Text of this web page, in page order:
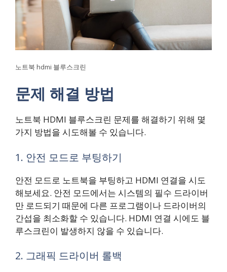
노트북 hdmi 블루스크린
문제 해결 방법
노트북 HDMI 블루스크린 문제를 해결하기 위해 몇
가지 방법을 시도해볼 수 있습니다.
1. 안전 모드로 부팅하기
안전 모드로 노트북을 부팅하고 HDMI 연결을 시도
해보세요. 안전 모드에서는 시스템의 필수 드라이버
만 로드되기 때문에 다른 프로그램이나 드라이버의
간섭을 최소화할 수 있습니다. HDMI 연결 시에도 블
루스크린이 발생하지 않을 수 있습니다.
2. 그래픽 드라이버 롤백